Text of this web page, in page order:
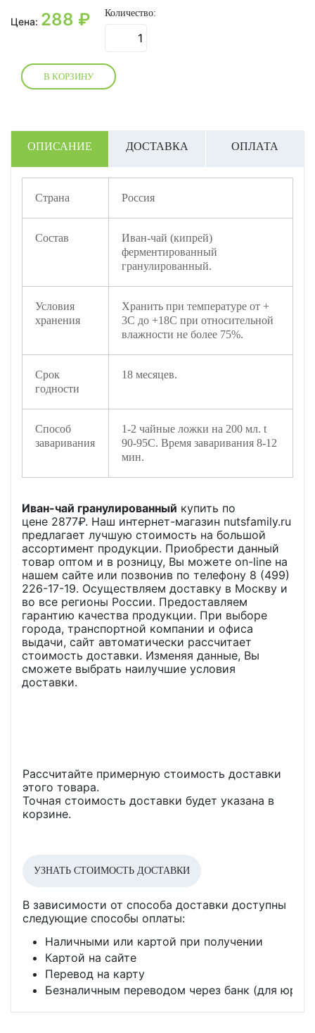
Цена: 288 ₽ Количество:
В КОРЗИНУ
ОПИСАНИЕ ДОСТАВКА ОПЛАТА
Страна Россия
Состав
Иван-чай (кипрей)
ферментированный
гранулированный.
Условия
хранения
Хранить при температуре от +
3С до +18С при относительной
влажности не более 75%.
Срок
годности
18 месяцев.
Способ
заваривания
1-2 чайные ложки на 200 мл. t
90-95C. Время заваривания 8-12
мин.
Иван-чай гранулированный купить по
цене 2877₽. Наш интернет-магазин nutsfamily.ru
предлагает лучшую стоимость на большой
ассортимент продукции. Приобрести данный
товар оптом и в розницу, Вы можете on-line на
нашем сайте или позвонив по телефону 8 (499)
226-17-19. Осуществляем доставку в Москву и
во все регионы России. Предоставляем
гарантию качества продукции. При выборе
города, транспортной компании и офиса
выдачи, сайт автоматически рассчитает
стоимость доставки. Изменяя данные, Вы
сможете выбрать наилучшие условия
доставки.
Рассчитайте примерную стоимость доставки
этого товара.
Точная стоимость доставки будет указана в
корзине.
УЗНАТЬ СТОИМОСТЬ ДОСТАВКИ
В зависимости от способа доставки доступны
следующие способы оплаты:
Наличными или картой при получении
Картой на сайте
Перевод на карту
Безналичным переводом через банк (для юр.